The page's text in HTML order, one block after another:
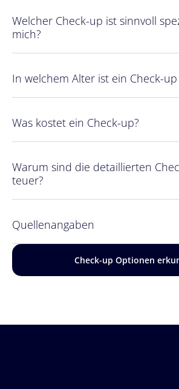
Welcher Check-up ist sinnvoll
mich?
In welchem Alter ist ein Check-
Was kostet ein Check-up?
Warum sind die detaillierten
teuer?
Quellenangaben
Check-up Optionen